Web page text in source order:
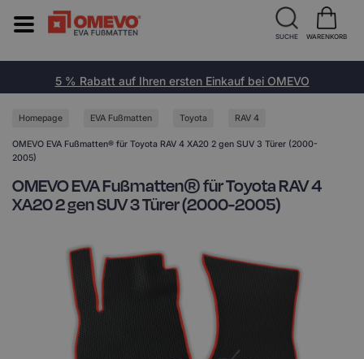
5 % Rabatt auf Ihren ersten Einkauf bei OMEVO
Homepage EVA Fußmatten Toyota RAV 4
OMEVO EVA Fußmatten® für Toyota RAV 4 XA20 2 gen SUV 3 Türer (2000-
2005)
OMEVO EVA Fußmatten® für Toyota RAV 4
XA20 2 gen SUV 3 Türer (2000-2005)
SUCHE WARENKORB